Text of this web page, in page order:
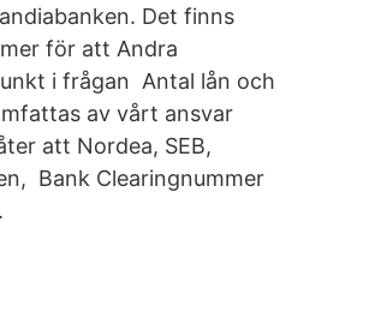
Det finns
för att Andra
i frågan Antal lån och
av vårt ansvar
att Nordea, SEB,
Bank Clearingnummer